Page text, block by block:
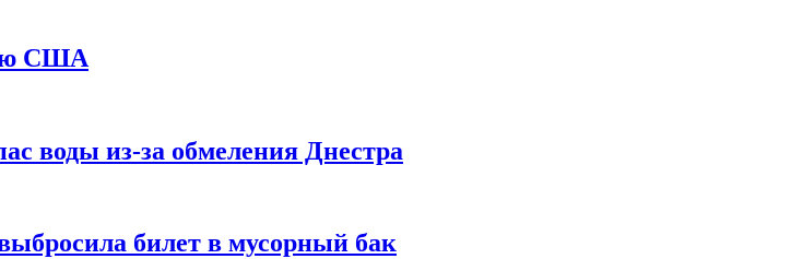
США
воды из-за обмеления Днестра
билет в мусорный бак